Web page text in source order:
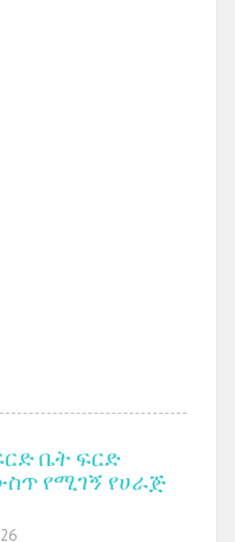
ቤት ፍርድ
የሚገኝ የሀራጅ